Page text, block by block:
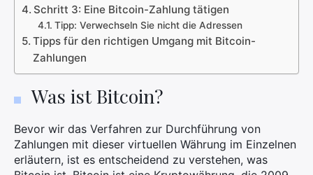
Schritt 3: Eine Bitcoin-Zahlung tätigen
Tipp: Verwechseln Sie nicht die Adressen
Tipps für den richtigen Umgang mit Bitcoin-
Zahlungen
Was ist Bitcoin?
Bevor wir das Verfahren zur Durchführung von
Zahlungen mit dieser virtuellen Währung im Einzelnen
erläutern, ist es entscheidend zu verstehen, was